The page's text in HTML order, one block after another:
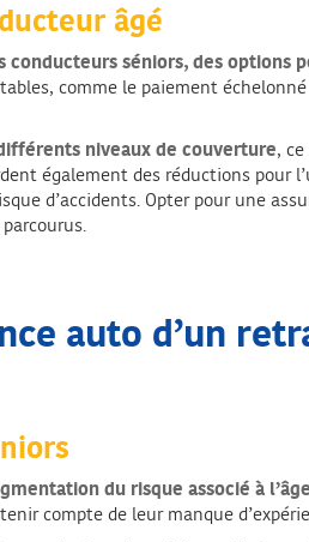
âgé
conducteurs séniors, des
comme le paiement
niveaux de couverture,
également des réductions pour
d’accidents. Opter pour une
auto d’un
du risque associé à
compte de leur manque